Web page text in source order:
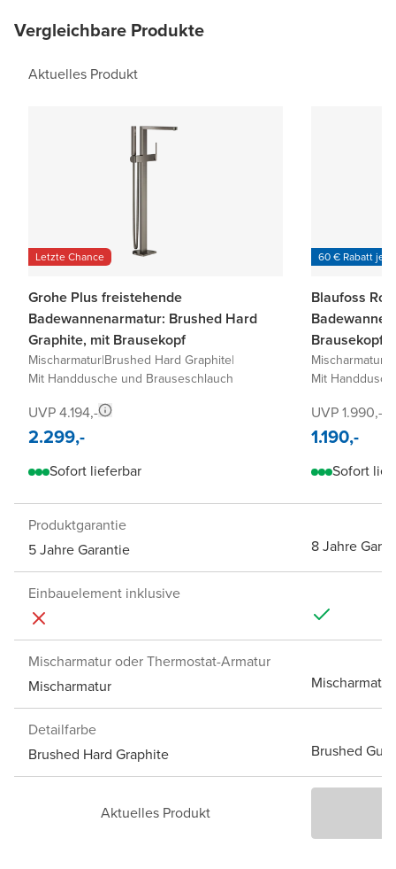
Vergleichbare Produkte
Aktuelles Produkt
Letzte Chance
Grohe Plus freistehende
Badewannenarmatur: Brushed Hard
Graphite, mit Brausekopf
Mischarmatur|Brushed Hard Graphite|
Mit Handdusche und Brauseschlauch
UVP 4.194,-
2.299,-
Sofort lieferbar
60 € Rabatt je
Blaufoss
Brausekopf
Mischarmatur
Mit
UVP 1.990,-
1.190,-
Sofort
Produktgarantie
5 Jahre Garantie
8 Jahre
Einbauelement inklusive
Mischarmatur oder Thermostat-Armatur
Mischarmatur
Mischarmatur
Detailfarbe
Brushed Hard Graphite
Brushed
Aktuelles Produkt